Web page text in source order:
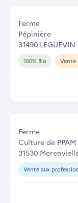
Ferme
Pépinière
31490 LEGUEVIN
100% Bio Vente
Ferme
Culture de PPAM
31530
Vente aux